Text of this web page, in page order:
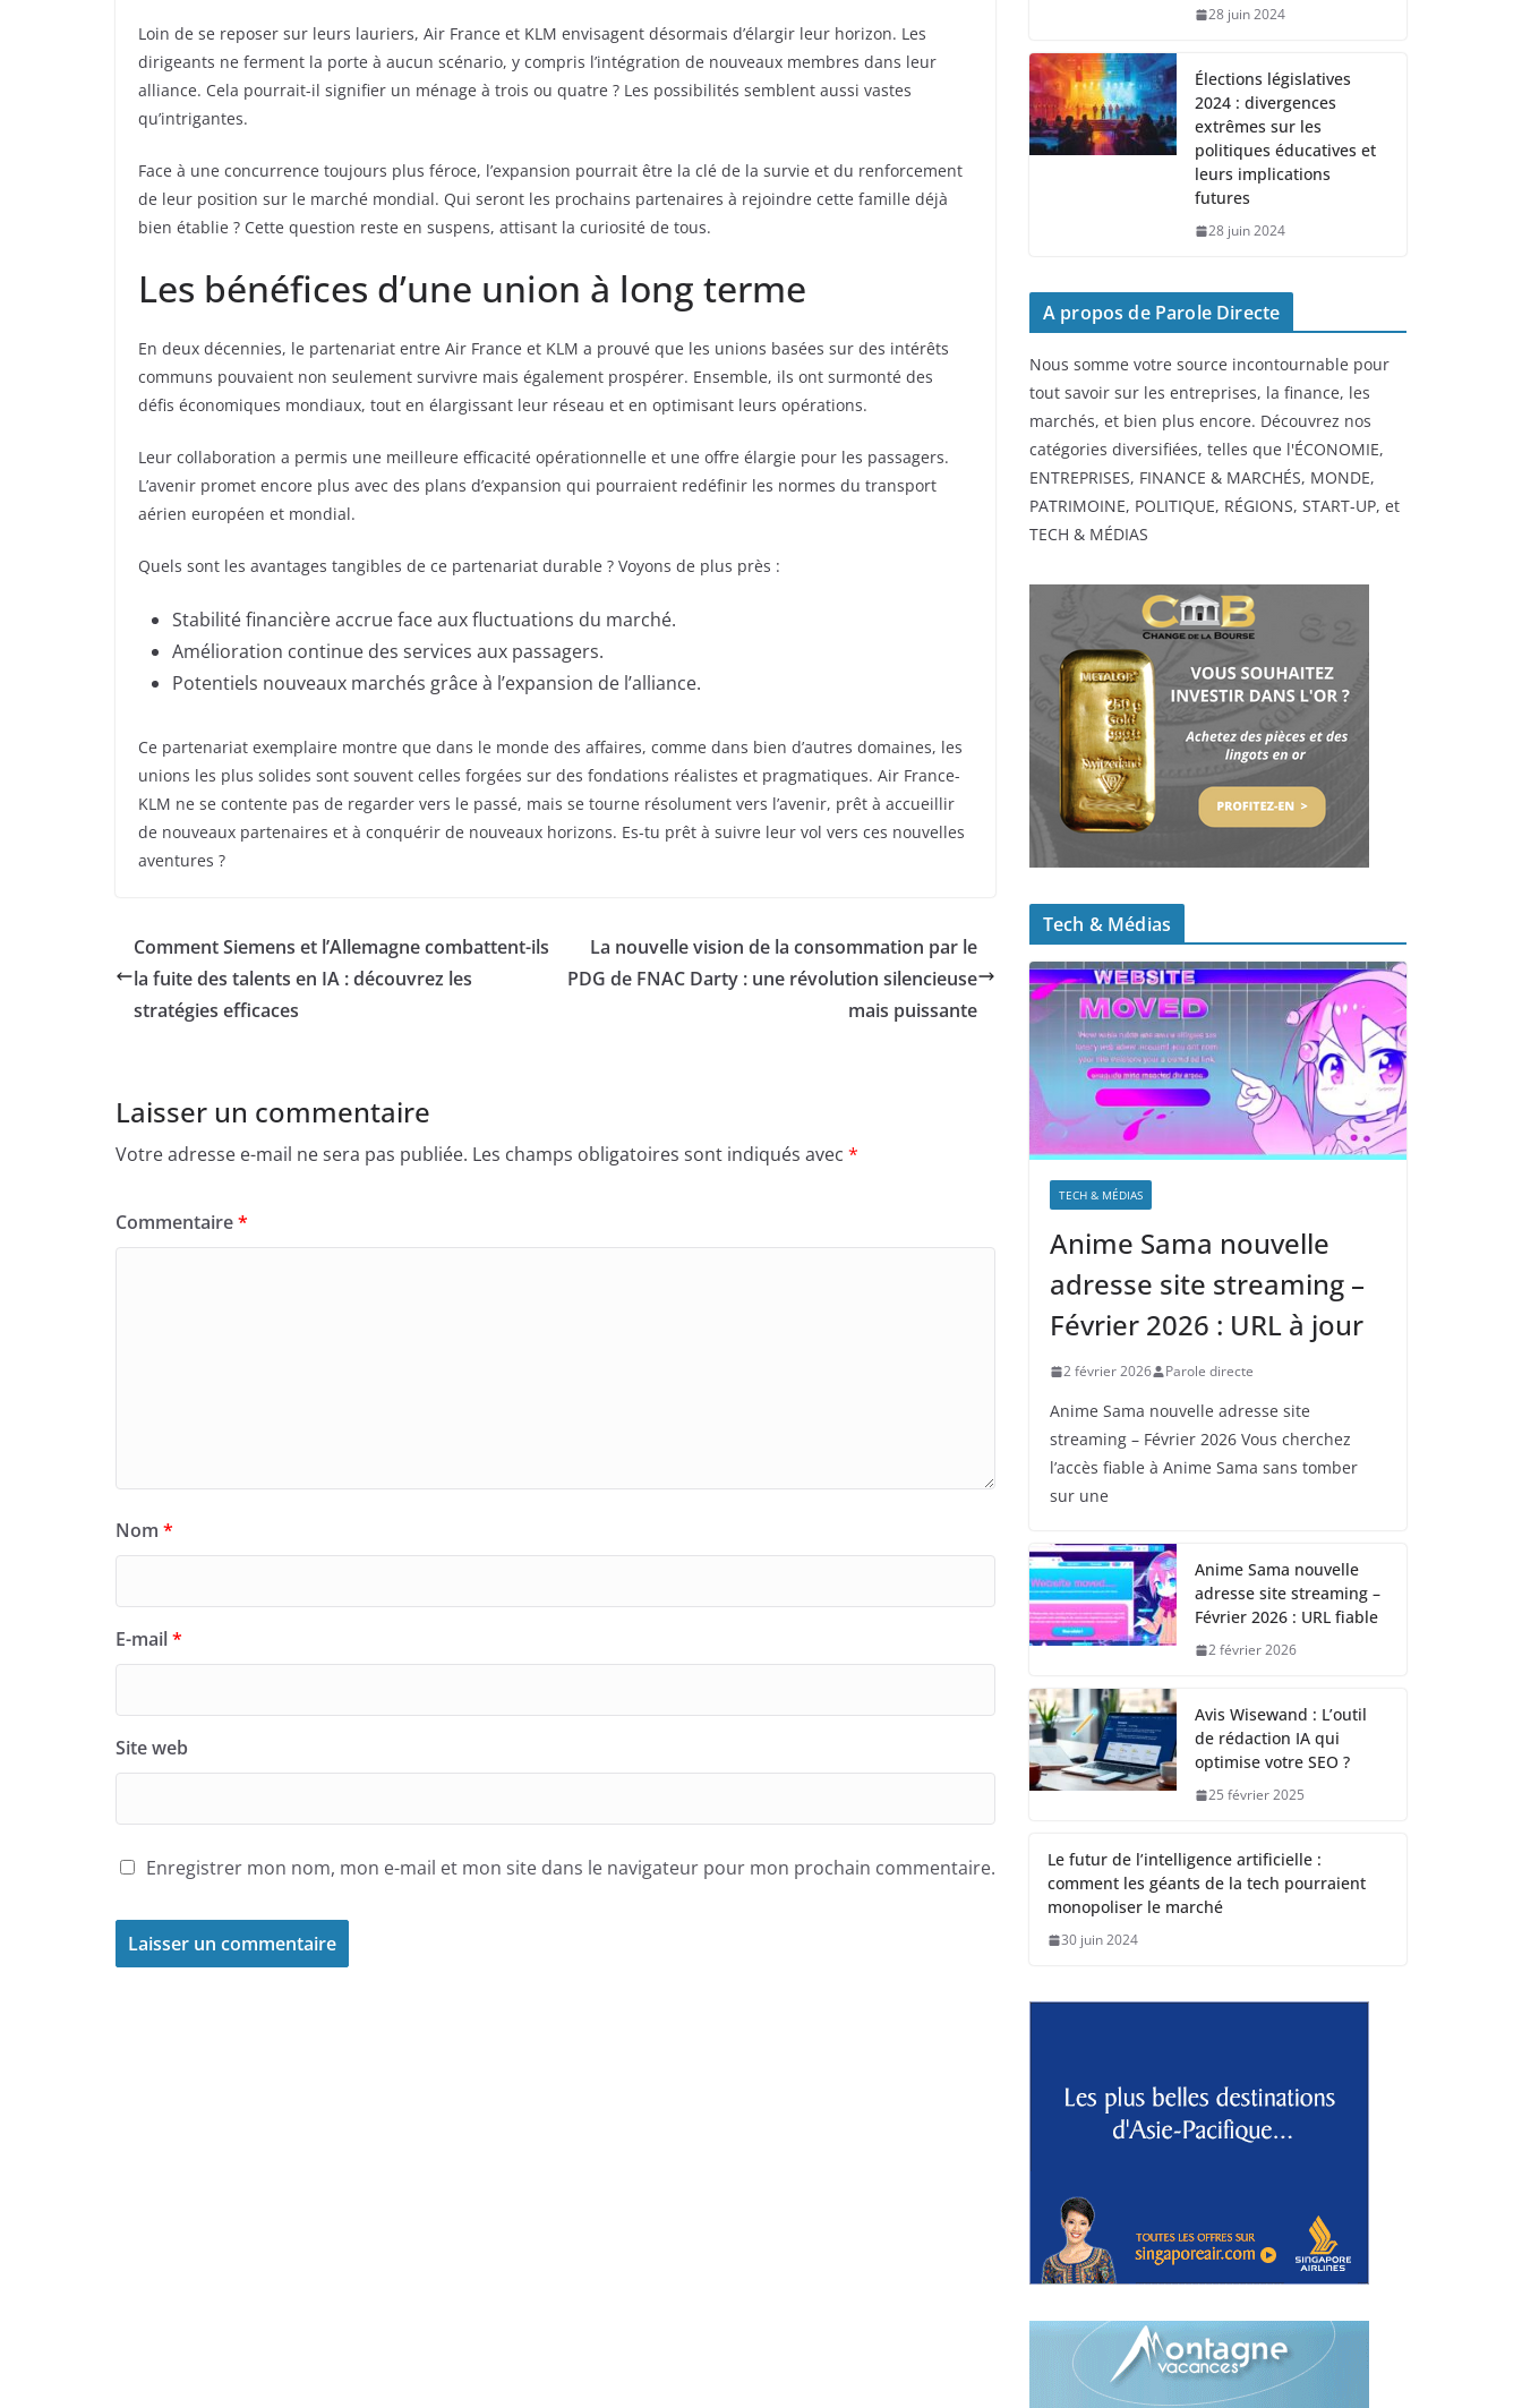
Loin de se reposer sur leurs lauriers, Air France et KLM envisagent désormais d’élargir leur horizon. Les
dirigeants ne ferment la porte à aucun scénario, y compris l’intégration de nouveaux membres dans leur
alliance. Cela pourrait-il signifier un ménage à trois ou quatre ? Les possibilités semblent aussi vastes
qu’intrigantes.
Face à une concurrence toujours plus féroce, l’expansion pourrait être la clé de la survie et du renforcement
de leur position sur le marché mondial. Qui seront les prochains partenaires à rejoindre cette famille déjà
bien établie ? Cette question reste en suspens, attisant la curiosité de tous.
Les bénéfices d’une union à long terme
En deux décennies, le partenariat entre Air France et KLM a prouvé que les unions basées sur des intérêts
communs pouvaient non seulement survivre mais également prospérer. Ensemble, ils ont surmonté des
défis économiques mondiaux, tout en élargissant leur réseau et en optimisant leurs opérations.
Leur collaboration a permis une meilleure efficacité opérationnelle et une offre élargie pour les passagers.
L’avenir promet encore plus avec des plans d’expansion qui pourraient redéfinir les normes du transport
aérien européen et mondial.
Quels sont les avantages tangibles de ce partenariat durable ? Voyons de plus près :
Stabilité financière accrue face aux fluctuations du marché.
Amélioration continue des services aux passagers.
Potentiels nouveaux marchés grâce à l’expansion de l’alliance.
Ce partenariat exemplaire montre que dans le monde des affaires, comme dans bien d’autres domaines, les
unions les plus solides sont souvent celles forgées sur des fondations réalistes et pragmatiques. Air France-
KLM ne se contente pas de regarder vers le passé, mais se tourne résolument vers l’avenir, prêt à accueillir
de nouveaux partenaires et à conquérir de nouveaux horizons. Es-tu prêt à suivre leur vol vers ces nouvelles
aventures ?
Comment Siemens et l’Allemagne combattent-ils
la fuite des talents en IA : découvrez les
stratégies efficaces
La nouvelle vision de la consommation par le
PDG de FNAC Darty : une révolution silencieuse
mais puissante
Laisser un commentaire
Votre adresse e-mail ne sera pas publiée. Les champs obligatoires sont indiqués avec *
Commentaire*
Nom *
E-mail*
Site web
Enregistrer mon nom, mon e-mail et mon site dans le navigateur pour mon prochain commentaire.
28 juin 2024
Élections législatives
2024 : divergences
extrêmes sur les
politiques éducatives et
leurs implications
futures
28 juin 2024
A propos de Parole Directe
Nous somme votre source incontournable pour
tout savoir sur les entreprises, la finance, les
marchés, et bien plus encore. Découvrez nos
catégories diversifiées, telles que l'ÉCONOMIE,
ENTREPRISES, FINANCE & MARCHÉS, MONDE,
PATRIMOINE, POLITIQUE, RÉGIONS, START-UP, et
TECH & MÉDIAS
Tech & Médias
TECH & MÉDIAS
Anime Sama nouvelle
adresse site streaming –
Février 2026 : URL à jour
2 février 2026 Parole directe
Anime Sama nouvelle adresse site
streaming – Février 2026 Vous cherchez
l’accès fiable à Anime Sama sans tomber
sur une
Anime Sama nouvelle
adresse site streaming –
Février 2026 : URL fiable
2 février 2026
Avis Wisewand : L’outil
de rédaction IA qui
optimise votre SEO ?
25 février 2025
Le futur de l’intelligence artificielle :
comment les géants de la tech pourraient
monopoliser le marché
30 juin 2024